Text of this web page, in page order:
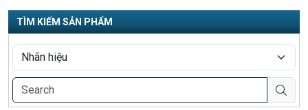
TÌM KIẾM SẢN PHẨM